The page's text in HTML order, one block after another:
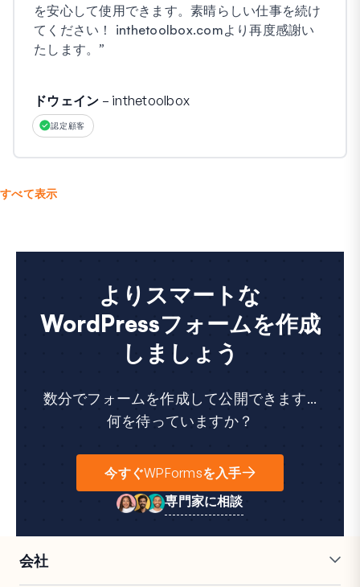
を安心して使用できます。素晴らしい仕事を続け
てください！ inthetoolbox.comより再度感謝い
たします。”
ドウェイン – inthetoolbox
認定顧客
すべて表示
よりスマートな
WordPressフォームを作成
しましょう
数分でフォームを作成して公開できます...
何を待っていますか？
今すぐWPFormsを入手
専門家に相談
会社